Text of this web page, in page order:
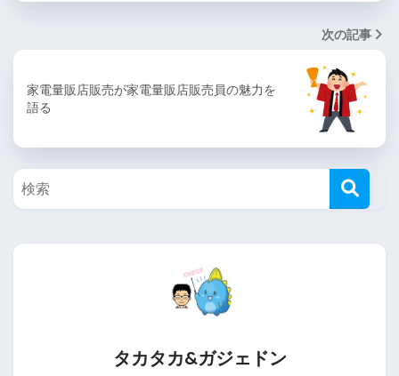
次の記事
家電量販店販売が家電量販店販売員の魅力を
語る
タカタカ&ガジェドン